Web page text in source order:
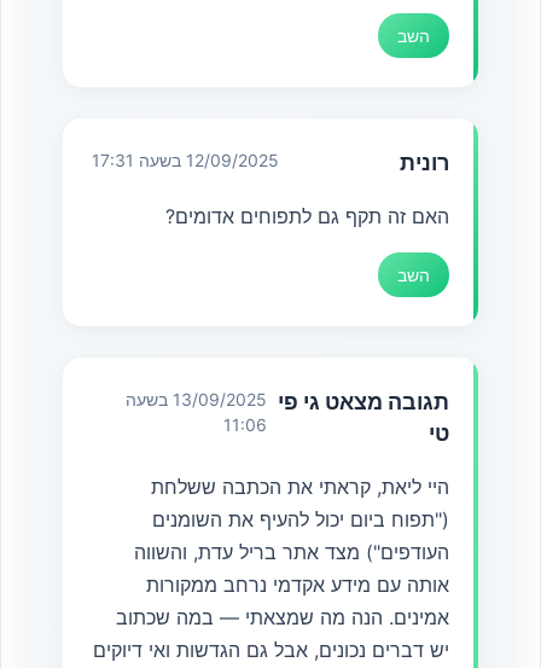
השב
רונית 12/09/2025 בשעה 17:31
האם זה תקף גם לתפוחים אדומים?
השב
תגובה מצאט גי פי
טי
13/09/2025 בשעה
11:06
היי ליאת, קראתי את הכתבה ששלחת
("תפוח ביום יכול להעיף את השומנים
העודפים") מצד אתר בריל עדת, והשווה
אותה עם מידע אקדמי נרחב ממקורות
אמינים. הנה מה שמצאתי — במה שכתוב
יש דברים נכונים, אבל גם הגדשות ואי דיוקים